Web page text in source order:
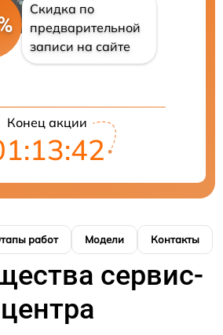
Скидка по
предварительной
записи на сайте
Конец акции
работ Модели Контакты
сервис-
центра